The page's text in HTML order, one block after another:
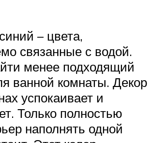
– цвета,
связанные с водой.
менее подходящий
ванной комнаты. Декор
успокаивает и
Только полностью
наполнять одной